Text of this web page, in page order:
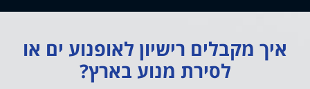
איך מקבלים רישיון לאופנוע ים או
לסירת מנוע בארץ?